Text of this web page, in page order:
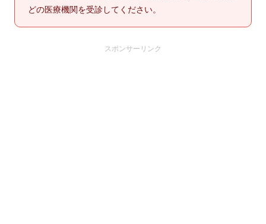
どの医療機関を受診してください。
スポンサーリンク